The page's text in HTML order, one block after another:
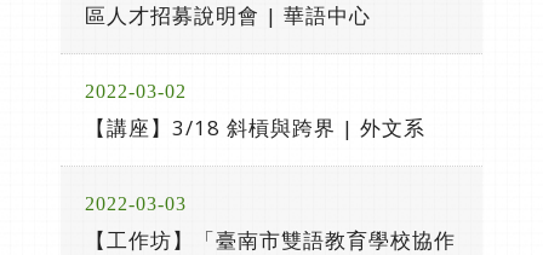
區人才招募說明會 | 華語中心
2022-03-02
【講座】3/18 斜槓與跨界 | 外文系
2022-03-03
【工作坊】「臺南市雙語教育學校協作